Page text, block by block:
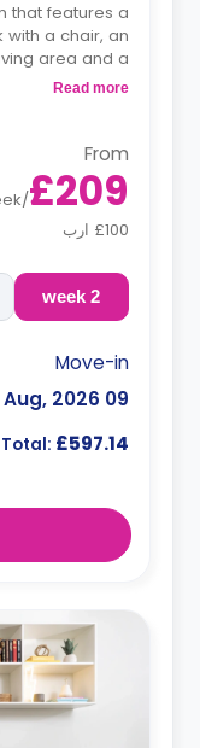
that features a
a chair, an
area and a
a microwave.
Read more
From
£209
/
£100 ارب
2 week
Move-in
09 Aug, 2026
Total: £597.14